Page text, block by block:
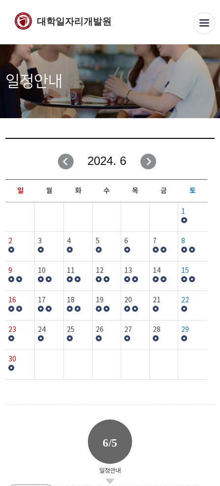
대학일자리개발원
일정안내
2024. 6
일 월 화 수 목 금 토
1
2 3 4 5 6 7 8
9 10 11 12 13 14 15
16 17 18 19 20 21 22
23 24 25 26 27 28 29
30
6/5
일정안내